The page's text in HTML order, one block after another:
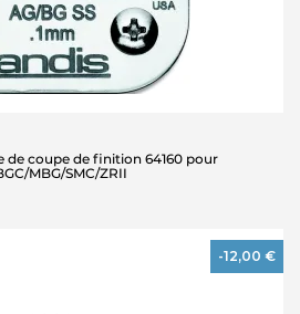
de coupe de finition 64160 pour
MBG/SMC/ZRII
-12,00 €